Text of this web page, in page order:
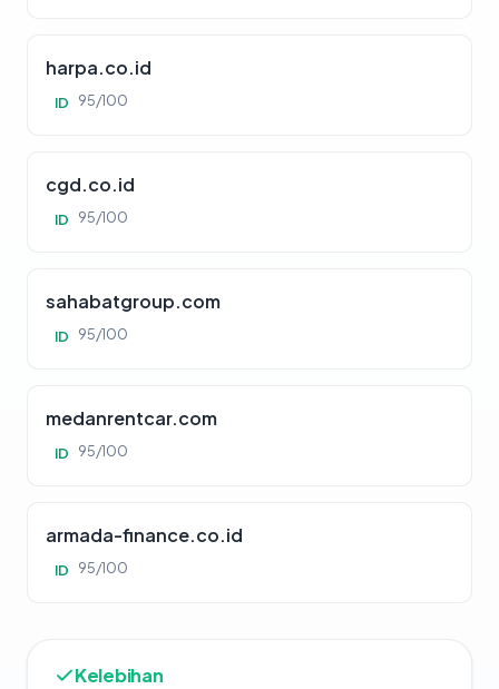
harpa.co.id
ID 95/100
cgd.co.id
ID 95/100
sahabatgroup.com
ID 95/100
medanrentcar.com
ID 95/100
armada-finance.co.id
ID 95/100
Kelebihan